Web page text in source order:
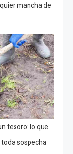
mancha de
tesoro: lo que
sospecha